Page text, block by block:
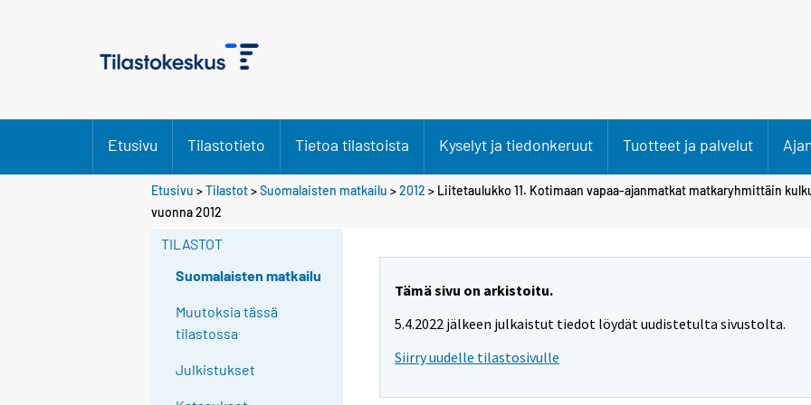
Etusivu Tilastotieto Tietoa tilastoista Kyselyt ja tiedonkeruut Tuotteet ja palvelut
Etusivu >Tilastot>Suomalaisten matkailu >2012 > Liitetaulukko 11. Kotimaan vapaa-ajanmatkat matkaryhmittäin
vuonna 2012
TILASTOT
Suomalaisten matkailu
Muutoksia tässä
tilastossa
Julkistukset
Tämä sivu on arkistoitu.
5.4.2022 jälkeen julkaistut tiedot löydät uudistetulta sivustolta.
Siirry uudelle tilastosivulle